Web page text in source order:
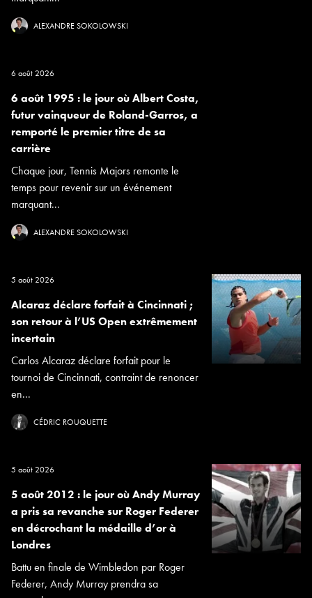
ALEXANDRE SOKOLOWSKI
6 août 2026
6 août 1995 : le jour où Albert Costa,
futur vainqueur de Roland-Garros, a
remporté le premier titre de sa
carrière
Chaque jour, Tennis Majors remonte le
temps pour revenir sur un événement
marquant...
ALEXANDRE SOKOLOWSKI
5 août 2026
Alcaraz déclare forfait à Cincinnati ;
son retour à l’US Open extrêmement
incertain
Carlos Alcaraz déclare forfait pour le
tournoi de Cincinnati, contraint de renoncer
en...
CÉDRIC ROUQUETTE
5 août 2026
5 août 2012 : le jour où Andy Murray
a pris sa revanche sur Roger Federer
en décrochant la médaille d’or à
Londres
Battu en finale de Wimbledon par Roger
Federer, Andy Murray prendra sa